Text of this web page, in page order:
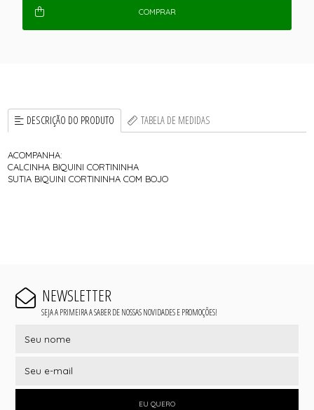
COMPRAR
DESCRIÇÃO DO PRODUTO TABELA DE MEDIDAS
ACOMPANHA:
CALCINHA BIQUINI CORTININHA
SUTIA BIQUINI CORTININHA COM BOJO
NEWSLETTER
SEJA A PRIMEIRA A SABER DE NOSSAS NOVIDADES E PROMOÇÕES!
EU QUERO